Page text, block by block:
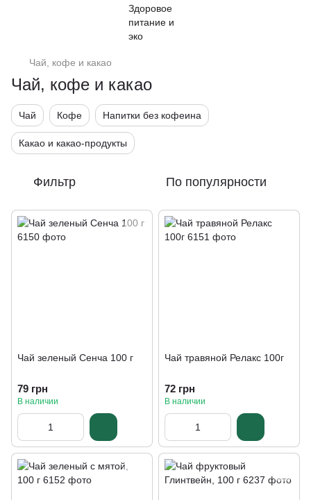
Чай, кофе и какао
Чай, кофе и какао
Чай Кофе Напитки без кофеина
Какао и какао-продукты
Фильтр По популярности
Чай зеленый Сенча 100 г
79 грн
В наличии
Чай травяной Релакс 100г
72 грн
В наличии